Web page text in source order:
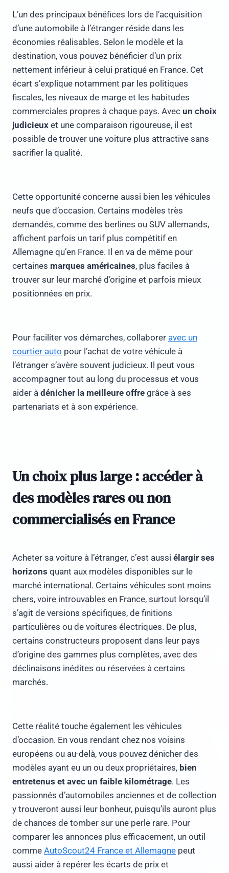
L’un des principaux bénéfices lors de l’acquisition
d’une automobile à l’étranger réside dans les
économies réalisables. Selon le modèle et la
destination, vous pouvez bénéficier d’un prix
nettement inférieur à celui pratiqué en France. Cet
écart s’explique notamment par les politiques
fiscales, les niveaux de marge et les habitudes
commerciales propres à chaque pays. Avec un choix
judicieux et une comparaison rigoureuse, il est
possible de trouver une voiture plus attractive sans
sacrifier la qualité.
Cette opportunité concerne aussi bien les véhicules
neufs que d’occasion. Certains modèles très
demandés, comme des berlines ou SUV allemands,
affichent parfois un tarif plus compétitif en
Allemagne qu’en France. Il en va de même pour
certaines marques américaines, plus faciles à
trouver sur leur marché d’origine et parfois mieux
positionnées en prix.
Pour faciliter vos démarches, collaborer avec un
courtier auto pour l’achat de votre véhicule à
l’étranger s’avère souvent judicieux. Il peut vous
accompagner tout au long du processus et vous
aider à dénicher la meilleure offre grâce à ses
partenariats et à son expérience.
Un choix plus large : accéder à
des modèles rares ou non
commercialisés en France
Acheter sa voiture à l’étranger, c’est aussi élargir ses
horizons quant aux modèles disponibles sur le
marché international. Certains véhicules sont moins
chers, voire introuvables en France, surtout lorsqu’il
s’agit de versions spécifiques, de finitions
particulières ou de voitures électriques. De plus,
certains constructeurs proposent dans leur pays
d’origine des gammes plus complètes, avec des
déclinaisons inédites ou réservées à certains
marchés.
Cette réalité touche également les véhicules
d’occasion. En vous rendant chez nos voisins
européens ou au-delà, vous pouvez dénicher des
modèles ayant eu un ou deux propriétaires, bien
entretenus et avec un faible kilométrage. Les
passionnés d’automobiles anciennes et de collection
y trouveront aussi leur bonheur, puisqu’ils auront plus
de chances de tomber sur une perle rare. Pour
comparer les annonces plus efficacement, un outil
comme AutoScout24 France et Allemagne peut
aussi aider à repérer les écarts de prix et